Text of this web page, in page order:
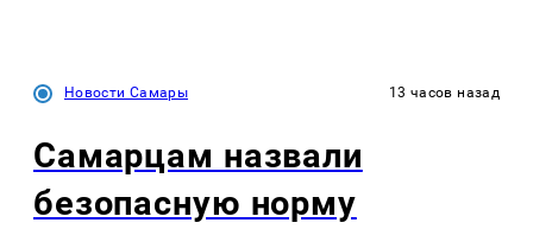
Новости Самары 13 часов назад
Самарцам назвали
безопасную норму